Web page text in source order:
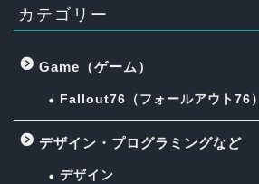
カテゴリー
Game（ゲーム）
Fallout76（フォールアウト76）
デザイン・プログラミングなど
デザイン